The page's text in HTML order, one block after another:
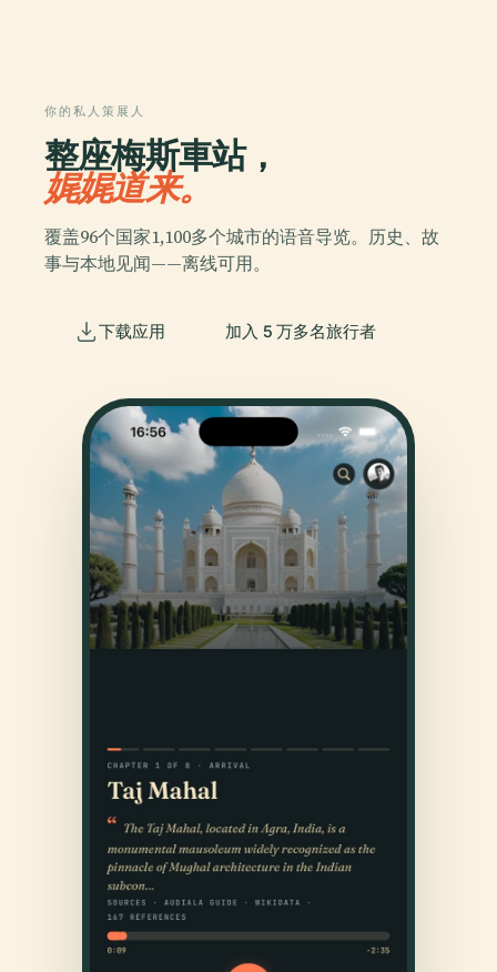
你的私人策展人
整座梅斯車站，
娓娓道来。
覆盖96个国家1,100多个城市的语音导览。历史、故
事与本地见闻——离线可用。
下载应用 加入 5 万多名旅行者